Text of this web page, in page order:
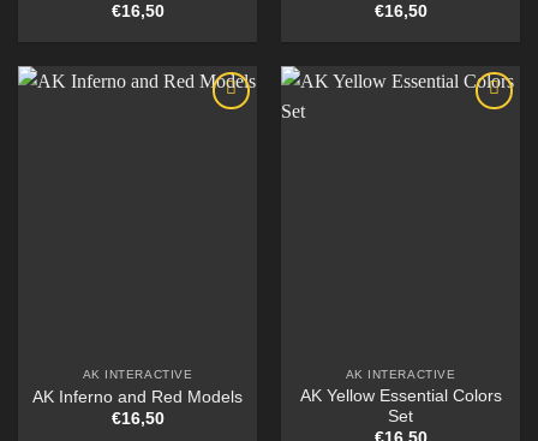
€16,50
€16,50
AK INTERACTIVE
AK Inferno and Red Models
€16,50
AK INTERACTIVE
AK Yellow Essential Colors
Set